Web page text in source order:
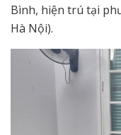
Bình, hiện trú tại
Hà Nội).